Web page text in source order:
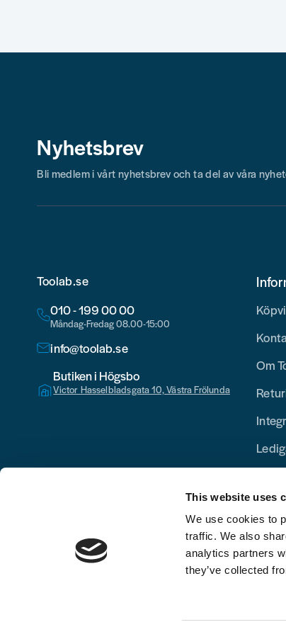
This website uses
We use cookies to
traffic. We also
analytics partners
they’ve collected
Nyhetsbrev
Bli medlem i vårt nyhetsbrev och ta del av våra
Toolab.se
010 - 199 00 00
Måndag-Fredag 08.00-15:00
info@toolab.se
Butiken i Högsbo
Victor Hasselbladsgata 10, Västra Frölunda
Om